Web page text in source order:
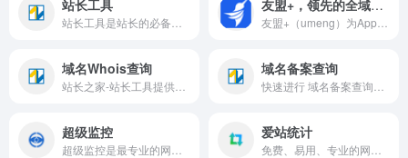
站长工具 友盟+，领先的全域数据智能服务商
域名Whois查询 域名备案查询
超级监控 爱站统计